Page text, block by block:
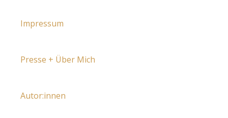
Impressum
Presse + Über Mich
Autor:innen